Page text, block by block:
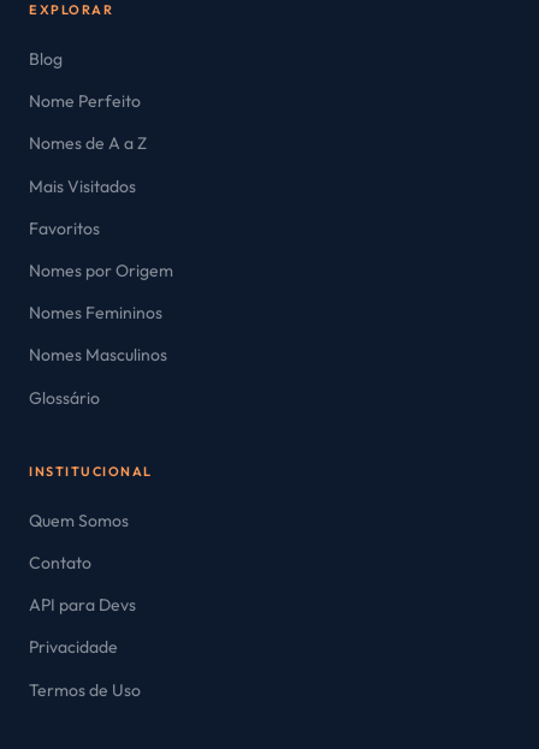
EXPLORAR
Blog
Nome Perfeito
Nomes de A a Z
Mais Visitados
Favoritos
Nomes por Origem
Nomes Femininos
Nomes Masculinos
Glossário
INSTITUCIONAL
Quem Somos
Contato
API para Devs
Privacidade
Termos de Uso